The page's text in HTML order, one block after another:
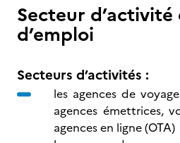
Secteur
d’emploi
Secteurs d’activités :
les agences de
agences émettrices,
agences en ligne (OTA)